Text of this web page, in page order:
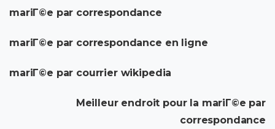
mariГ©e par correspondance
mariГ©e par correspondance en ligne
mariГ©e par courrier wikipedia
Meilleur endroit pour la mariГ©e par
correspondance